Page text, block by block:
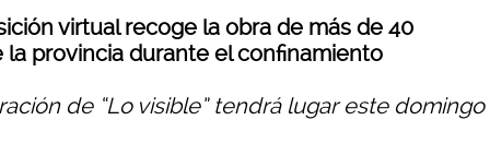
virtual recoge la obra de más de 40
la provincia durante el confinamiento
de “Lo visible” tendrá lugar este domingo